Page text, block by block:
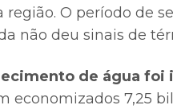
O período de
não deu sinais de
de água foi
economizados 7,25